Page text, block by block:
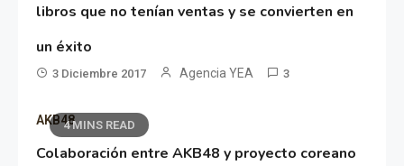
libros que no tenían ventas y se convierten en
un éxito
3 Diciembre 2017 Agencia YEA 3
4 MINS READ
AKB48
Colaboración entre AKB48 y proyecto coreano